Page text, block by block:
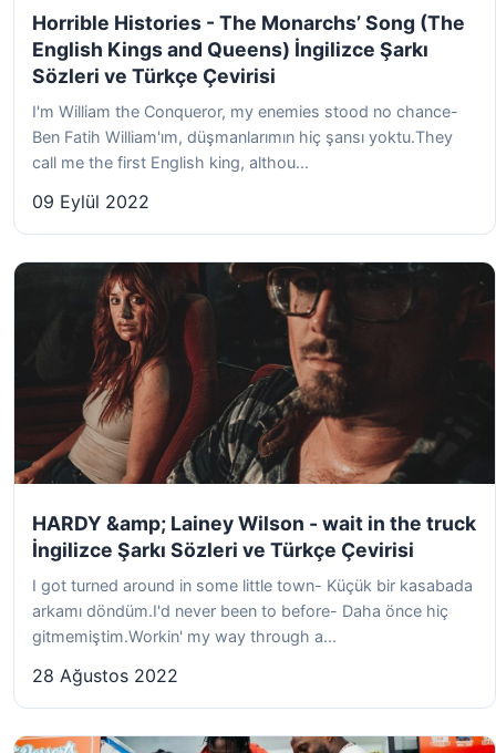
Horrible Histories - The Monarchs’ Song (The
English Kings and Queens) İngilizce Şarkı
Sözleri ve Türkçe Çevirisi
I'm William the Conqueror, my enemies stood no chance-
Ben Fatih William'ım, düşmanlarımın hiç şansı yoktu.They
call me the first English king, althou...
09 Eylül 2022
HARDY &amp; Lainey Wilson - wait in the truck
İngilizce Şarkı Sözleri ve Türkçe Çevirisi
I got turned around in some little town- Küçük bir kasabada
arkamı döndüm.I'd never been to before- Daha önce hiç
gitmemiştim.Workin' my way through a...
28 Ağustos 2022